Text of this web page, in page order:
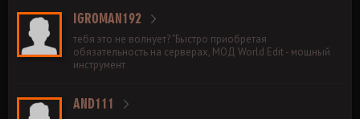
IGROMAN192
тебя это не волнует? "Быстро приобретая
обязательность на серверах, МОД World Edit - мощный
инструмент
AND111